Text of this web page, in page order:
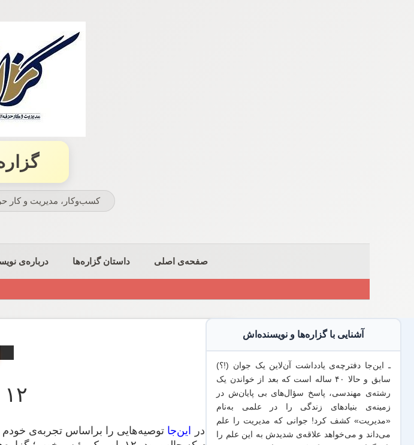
کسب‌وکار، مدیریت و كار
صفحه‌ی اصلی داستان گزاره‌ها درباره‌ی
۱۲ باور یک رئیس خوب
قبلا در این‌جا توصیه‌هایی را براساس تجربه‌ی خودم
آشنایی با گزاره‌ها و نویسنده‌اش
ـ این‌جا دفترچه‌ی یادداشت‌ آن‌لاین یک جوان (!؟)
سابق و حالا ۴۰ ساله است که بعد از خواندن یک
رشته‌ی مهندسی، پاسخ سؤال‌های بی پایان‌ش در
زمینه‌ی بنیادهای زندگی را در علمی به‌نام
«مدیریت» کشف کرد! جوانی که مدیریت را علم
می‌داند و می‌خواهد علاقه‌ی شدیدش به این علم را